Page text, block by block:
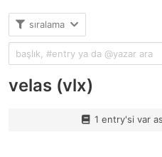
sıralama
velas (vlx)
1 entry'si var